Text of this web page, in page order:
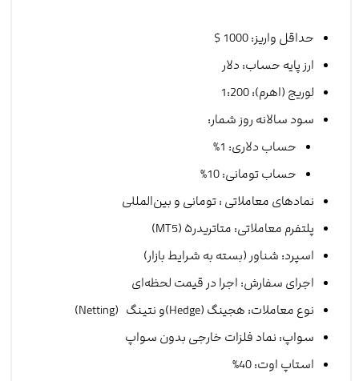
حداقل واریز: 1000 $
ارز پایه حساب‌: دلار
لوریج (اهرم): 1:200
سود سالانه روز شمار:
حساب دلاری: 1%
حساب تومانی: 10%
نمادهای معاملاتی : تومانی و بین‌المللی
پلتفرم معاملاتی: متاتریدر۵ (MT5)
اسپرد: شناور (بسته به شرایط بازار)
اجرای سفارش: اجرا در قیمت لحظه‌ای
نوع معاملات: هجینگ (Hedge)و نتینگ (Netting)
سواپ: نماد فلزات خارجی بدون سواپ
استاپ اوت: 40%